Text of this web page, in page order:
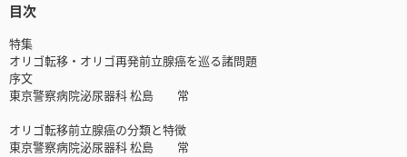
目次
特集
オリゴ転移・オリゴ再発前立腺癌を巡る諸問題
序文
東京警察病院泌尿器科 松島 常
オリゴ転移前立腺癌の分類と特徴
東京警察病院泌尿器科 松島 常